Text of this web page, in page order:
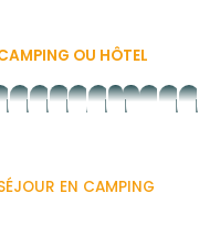
OU HÔTEL
Hôtel
bord
plusNormandie
plusPACA
plusCamping
plusHérault
plusPyrénées
plusplusplusplus
EN CAMPING